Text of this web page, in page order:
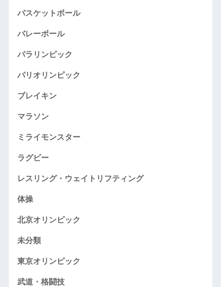
バスケットボール
バレーボール
パラリンピック
パリオリンピック
ブレイキン
マラソン
ミライモンスター
ラグビー
レスリング・ウェイトリフティング
体操
北京オリンピック
未分類
東京オリンピック
武道・格闘技